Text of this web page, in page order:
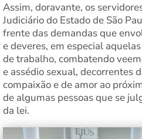
Assim, doravante, os
Judiciário do Estado de São
frente das demandas que
e deveres, em especial
de trabalho, combatendo
e assédio sexual, decorrentes
compaixão e de amor ao
de algumas pessoas que se
da lei.